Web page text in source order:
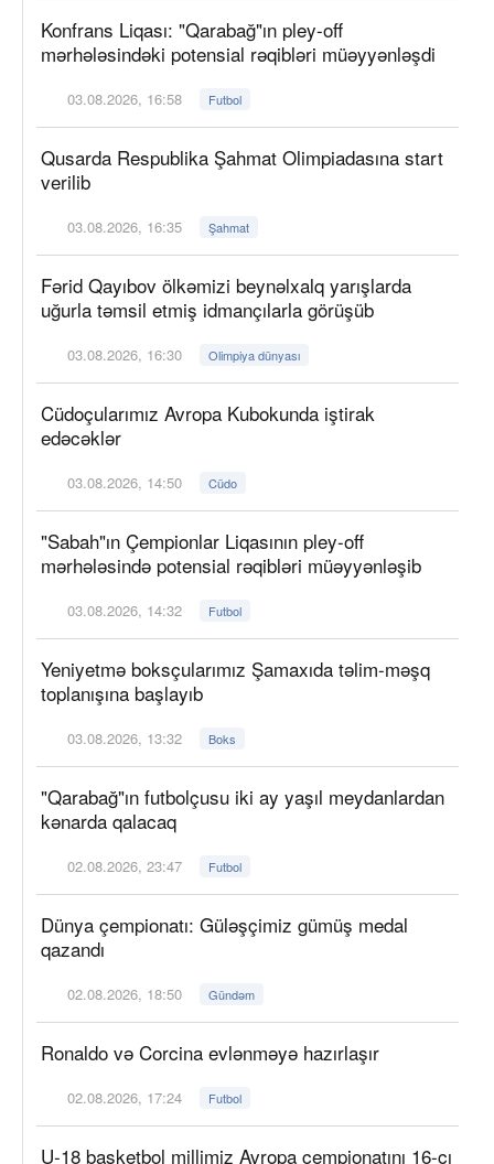
Konfrans Liqası: "Qarabağ"ın pley-off
mərhələsindəki potensial rəqibləri müəyyənləşdi
03.08.2026, 16:58 Futbol
Qusarda Respublika Şahmat Olimpiadasına start
verilib
03.08.2026, 16:35 Şahmat
Fərid Qayıbov ölkəmizi beynəlxalq yarışlarda
uğurla təmsil etmiş idmançılarla görüşüb
03.08.2026, 16:30 Olimpiya dünyası
Cüdoçularımız Avropa Kubokunda iştirak
edəcəklər
03.08.2026, 14:50 Cüdo
"Sabah"ın Çempionlar Liqasının pley-off
mərhələsində potensial rəqibləri müəyyənləşib
03.08.2026, 14:32 Futbol
Yeniyetmə boksçularımız Şamaxıda təlim-məşq
toplanışına başlayıb
03.08.2026, 13:32 Boks
"Qarabağ"ın futbolçusu iki ay yaşıl meydanlardan
kənarda qalacaq
02.08.2026, 23:47 Futbol
Dünya çempionatı: Güləşçimiz gümüş medal
qazandı
02.08.2026, 18:50 Gündəm
Ronaldo və Corcina evlənməyə hazırlaşır
02.08.2026, 17:24 Futbol
U-18 basketbol millimiz Avropa çempionatını 16-cı